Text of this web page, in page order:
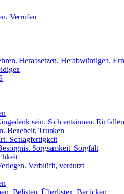
Verrufen
Herabsetzen. Herabwürdigen.
sein. Sich entsinnen.
Benebelt. Trunken
Schlagfertigkeit
Sorgsamkeit. Sorgfalt
Verblüfft, verdutzt
Belisten. Überlisten. Berücken